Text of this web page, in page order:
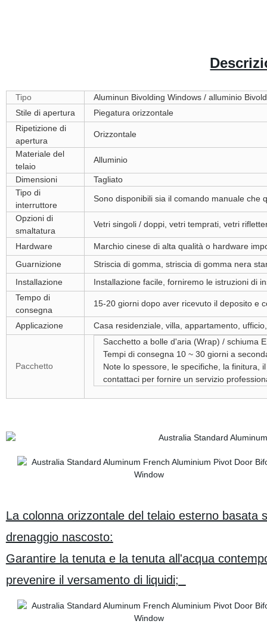
Tipo
Aluminun Bivolding Windows / alluminio
Stile di apertura
Piegatura orizzontale
Ripetizione di
apertura
Orizzontale
Materiale del
telaio
Alluminio
Dimensioni
Tagliato
Tipo di
interruttore
Sono disponibili sia il comando manuale che
Opzioni di
smaltatura
Vetri singoli / doppi, vetri temprati, vetri
Hardware
Marchio cinese di alta qualità o hardware
Guarnizione
Striscia di gomma, striscia di gomma nera
Installazione
Installazione facile, forniremo le istruzioni di
Tempo di
consegna
15-20 giorni dopo aver ricevuto il deposito e
Applicazione Casa residenziale, villa, appartamento,
Pacchetto
Sacchetto a bolle d'aria (Wrap) / schiuma
Tempi di consegna 10 ~ 30 giorni a
Note lo spessore, le specifiche, la finitura,
contattaci per fornire un servizio
La colonna orizzontale del telaio esterno basata
drenaggio nascosto:
Garantire la tenuta e la tenuta all'acqua
prevenire il versamento di liquidi;